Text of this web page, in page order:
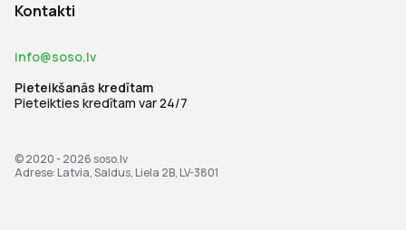
© 2020 - 2026 soso.lv
Adrese: Latvia, Saldus, Liela 2B, LV-3801
Kontakti
info@soso.lv
Pieteikšanās kredītam
Pieteikties kredītam var 24/7